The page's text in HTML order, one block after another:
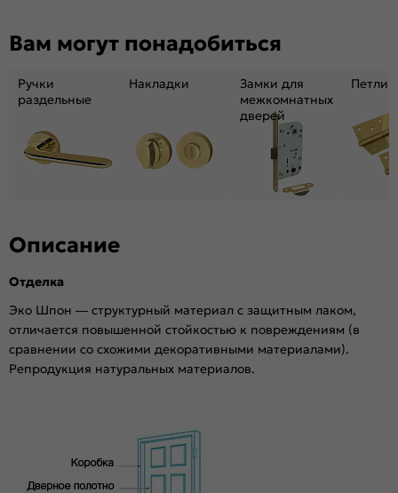
Кромка:
Репродукция натуральных материалов
Возможность покраски:
Для влажных помещений:
Да
Наличие притвора:
Нет
Степень влагостойкости:
Влагостойкая
Средний ( 26-31 дБ)
Фрезеровка под петли:
Гарантия (лет):
Брус хвойных пород, МДФ, сотовый
наполнитель.
Вам могут понадобиться
Ручки
раздельные
Накладки
Замки для
межкомнатных
дверей
Петли
Описание
Отделка
Эко Шпон — структурный материал с защитным лаком,
отличается повышенной стойкостью к повреждениям (в
сравнении со схожими декоративными материалами).
Репродукция натуральных материалов.